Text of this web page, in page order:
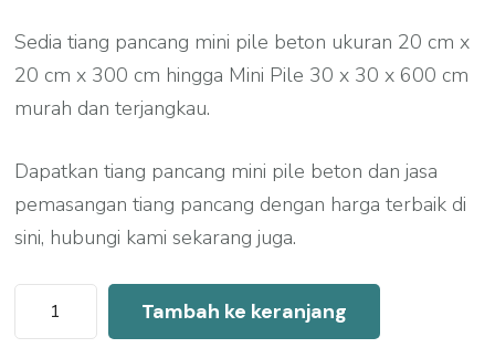
Sedia tiang pancang mini pile beton ukuran 20 cm x
20 cm x 300 cm hingga Mini Pile 30 x 30 x 600 cm
murah dan terjangkau.
Dapatkan tiang pancang mini pile beton dan jasa
pemasangan tiang pancang dengan harga terbaik di
sini, hubungi kami sekarang juga.
Kuantitas
Harga
Tambah ke keranjang